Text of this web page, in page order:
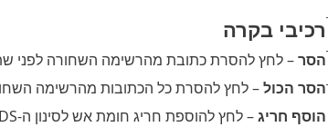
רכיבי בקרה
הסר– לחץ להסרת כתובת מהרשימה השחורה לפני
הסר הכול– לחץ להסרת כל הכתובות מהרשימה
הוסף חריג– לחץ להוספת חריג חומת אש לסינון ה-IDS.